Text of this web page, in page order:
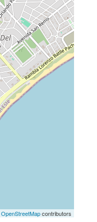
OpenStreetMapcontributors